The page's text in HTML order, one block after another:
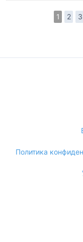
1 2 3
Политика